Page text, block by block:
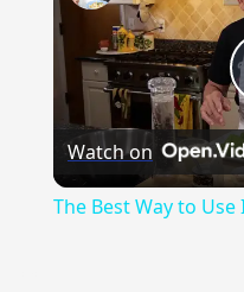
Watch on
The Best Way to